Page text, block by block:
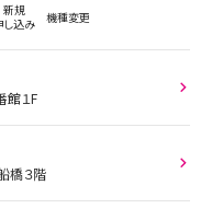
新規
し込み
機種変更
館１F
橋３階